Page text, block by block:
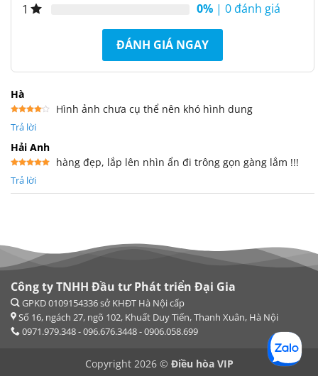
1
0% | 0 đánh giá
ĐÁNH GIÁ NGAY
Hà
xếp
5 sao
Hình ảnh chưa cụ thể nên khó hình dung
Trả lời
Hải Anh
hạng5
hàng đẹp, lắp lên nhìn ẩn đi trông gọn gàng lắm !!!
Trả lời
Công ty TNHH Đầu tư Phát triển Đại Gia
Copyright 2026 © Điều hòa VIP